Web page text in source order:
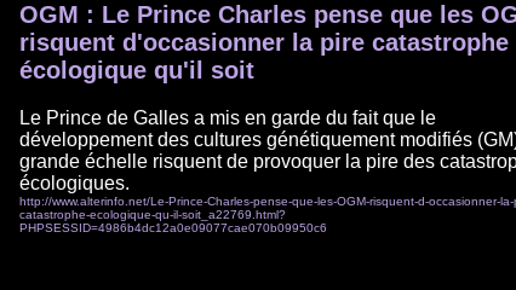
OGM : Le Prince Charles pense que les
risquent d'occasionner la pire catastrophe
écologique qu'il soit
Le Prince de Galles a mis en garde du fait que le
développement des cultures génétiquement modifiés
grande échelle risquent de provoquer la pire des
écologiques.
http://www.alterinfo.net/Le-Prince-Charles-pense-que-les-OGM-risquent-d-occasionner-la-
catastrophe-ecologique-qu-il-soit_a22769.html?
PHPSESSID=4986b4dc12a0e09077cae070b09950c6